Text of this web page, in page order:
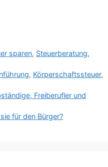
sparen, Steuerberatung,
, Körperschaftssteuer,
Freiberufler und
für den Bürger?